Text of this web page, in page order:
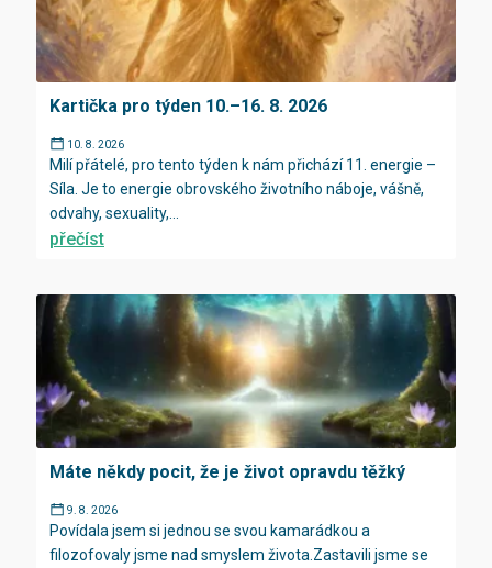
Kartička pro týden 10.–16. 8. 2026
10. 8. 2026
Milí přátelé, pro tento týden k nám přichází 11. energie –
Síla. Je to energie obrovského životního náboje, vášně,
odvahy, sexuality,...
přečíst
Máte někdy pocit, že je život opravdu těžký
9. 8. 2026
Povídala jsem si jednou se svou kamarádkou a
filozofovaly jsme nad smyslem života.Zastavili jsme se